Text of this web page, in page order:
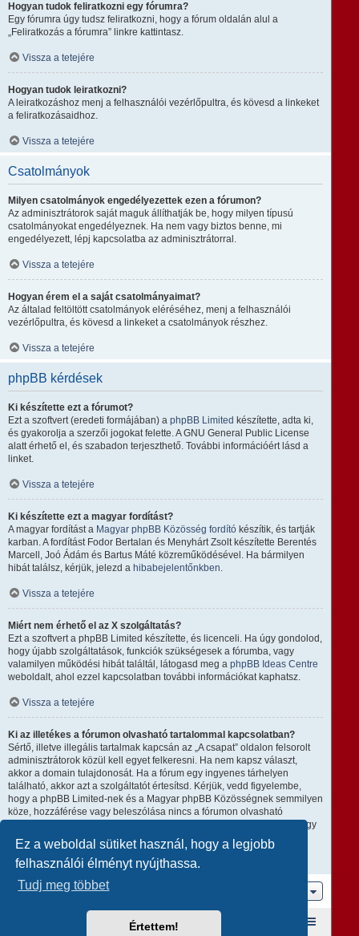
Ez a weboldal sütiket használ, hogy a legjobb
felhasználói élményt nyújthassa.
Tudj meg többet
Értettem!
Hogyan tudok feliratkozni egy fórumra?
Egy fórumra úgy tudsz feliratkozni, hogy a fórum oldalán alul a
„Feliratkozás a fórumra” linkre kattintasz.
Vissza a tetejére
Hogyan tudok leiratkozni?
A leiratkozáshoz menj a felhasználói vezérlőpultra, és kövesd a linkeket
a feliratkozásaidhoz.
Vissza a tetejére
Csatolmányok
Milyen csatolmányok engedélyezettek ezen a fórumon?
Az adminisztrátorok saját maguk állíthatják be, hogy milyen típusú
csatolmányokat engedélyeznek. Ha nem vagy biztos benne, mi
engedélyezett, lépj kapcsolatba az adminisztrátorral.
Vissza a tetejére
Hogyan érem el a saját csatolmányaimat?
Az általad feltöltött csatolmányok eléréséhez, menj a felhasználói
vezérlőpultra, és kövesd a linkeket a csatolmányok részhez.
Vissza a tetejére
phpBB kérdések
Ki készítette ezt a fórumot?
Ezt a szoftvert (eredeti formájában) a phpBB Limited készítette, adta ki,
és gyakorolja a szerzői jogokat felette. A GNU General Public License
alatt érhető el, és szabadon terjeszthető. További információért lásd a
linket.
Vissza a tetejére
Ki készítette ezt a magyar fordítást?
A magyar fordítást a Magyar phpBB Közösség fordító készítik, és tartják
karban. A fordítást Fodor Bertalan és Menyhárt Zsolt készítette Berentés
Marcell, Joó Ádám és Bartus Máté közreműködésével. Ha bármilyen
hibát találsz, kérjük, jelezd a hibabejelentőnkben.
Vissza a tetejére
Miért nem érhető el az X szolgáltatás?
Ezt a szoftvert a phpBB Limited készítette, és licenceli. Ha úgy gondolod,
hogy újabb szolgáltatások, funkciók szükségesek a fórumba, vagy
valamilyen működési hibát találtál, látogasd meg a phpBB Ideas Centre
weboldalt, ahol ezzel kapcsolatban további információkat kaphatsz.
Vissza a tetejére
Ki az illetékes a fórumon olvasható tartalommal kapcsolatban?
Sértő, illetve illegális tartalmak kapcsán az „A csapat” oldalon felsorolt
adminisztrátorok közül kell egyet felkeresni. Ha nem kapsz választ,
akkor a domain tulajdonosát. Ha a fórum egy ingyenes tárhelyen
található, akkor azt a szolgáltatót értesítsd. Kérjük, vedd figyelembe,
hogy a phpBB Limited-nek és a Magyar phpBB Közösségnek semmilyen
köze, hozzáférése vagy beleszólása nincs a fórumon olvasható
tartalomhoz, ezért nem tehető semmilyen módon felelőssé amiatt, hogy
ki mire használja ezt a fórumot.
Vissza a tetejére